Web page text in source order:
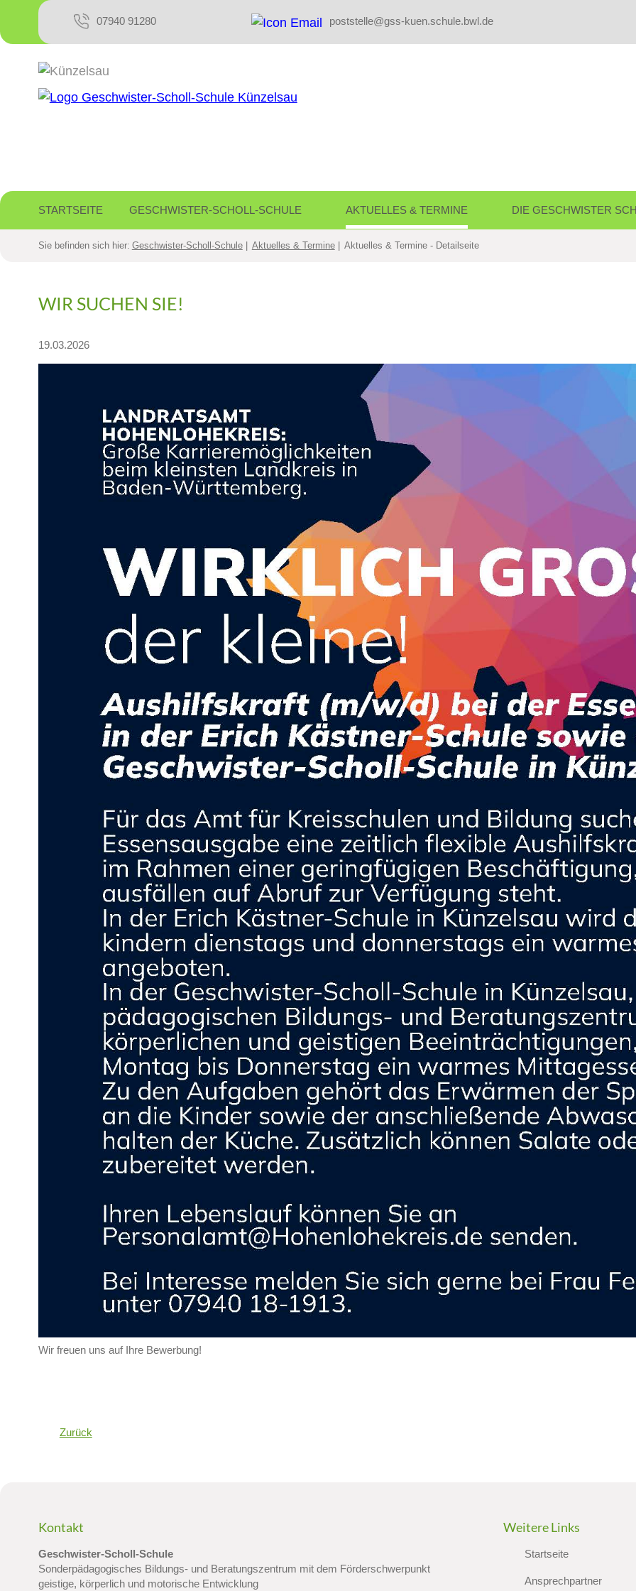
07940 91280 poststelle@gss-kuen.schule.bwl.de
STARTSEITE GESCHWISTER-SCHOLL-SCHULE AKTUELLES & TERMINE DIE GESCHWISTER
Sie befinden sich hier: Geschwister-Scholl-Schule Aktuelles & Termine Aktuelles & Termine - Detailseite
WIR SUCHEN SIE!
19.03.2026
Wir freuen uns auf Ihre Bewerbung!
Zurück
Kontakt
Geschwister-Scholl-Schule
Sonderpädagogisches Bildungs- und Beratungszentrum mit dem Förderschwerpunkt
geistige, körperlich und motorische Entwicklung
Weitere Links
Startseite
Ansprechpartner